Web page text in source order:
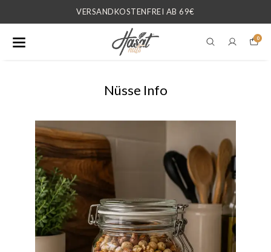
VERSANDKOSTENFREI AB 69€
0
Nüsse Info